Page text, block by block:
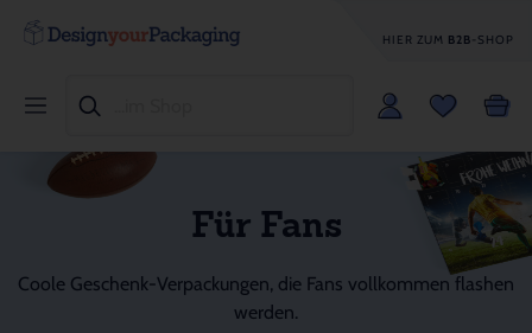
HIER ZUM B2B-SHOP
Für Fans
Coole Geschenk-Verpackungen, die Fans vollkommen flashen
werden.